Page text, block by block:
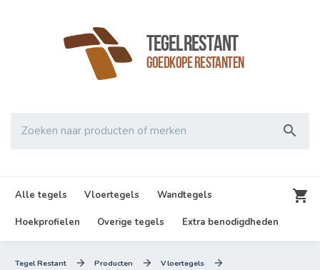
TegelRestant
Goedkope Restanten

Zoeken naar producten of merken
Alle tegels Vloertegels Wandtegels
Hoekprofielen Overige tegels Extra benodigdheden

Tegel Restant  Producten  Vloertegels 